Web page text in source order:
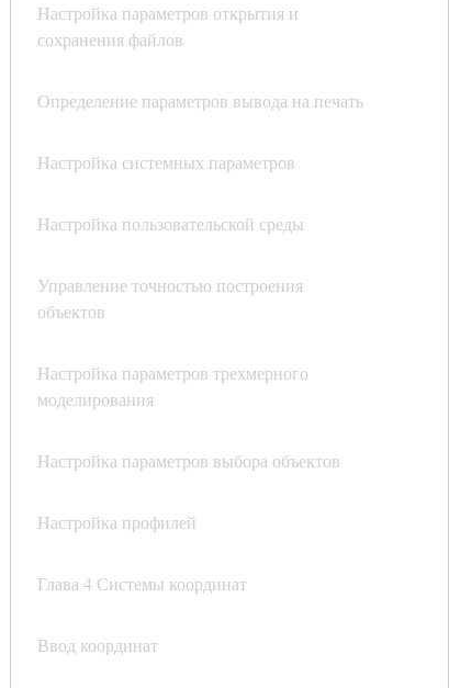
Настройка параметров открытия и
сохранения файлов
Определение параметров вывода на печать
Настройка системных параметров
Настройка пользовательской среды
Управление точностью построения
объектов
Настройка параметров трехмерного
моделирования
Настройка параметров выбора объектов
Настройка профилей
Глава 4 Системы координат
Ввод координат